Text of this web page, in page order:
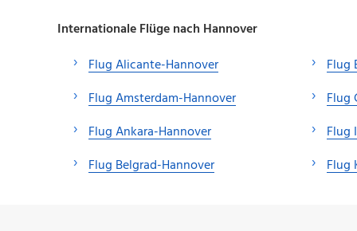
Internationale Flüge nach Hannover
Flug Alicante-Hannover
Flug Amsterdam-Hannover
Flug Ankara-Hannover
Flug Belgrad-Hannover
Flug
Flug
Flug
Flug